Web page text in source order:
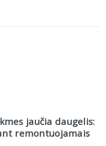
jaučia daugelis:
remontuojamais